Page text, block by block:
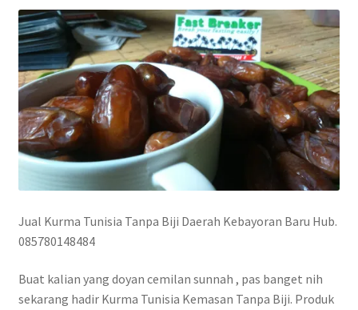
Jual Kurma Tunisia Tanpa Biji Daerah Kebayoran Baru Hub.
085780148484
Buat kalian yang doyan cemilan sunnah , pas banget nih
sekarang hadir Kurma Tunisia Kemasan Tanpa Biji. Produk